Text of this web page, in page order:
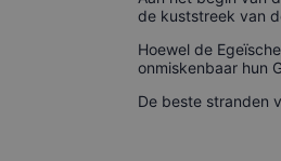
de kuststreek van
Hoewel de
onmiskenbaar hun
De beste stranden